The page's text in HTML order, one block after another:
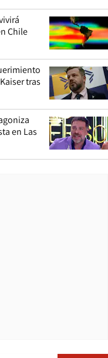
Chile
tras
en Las